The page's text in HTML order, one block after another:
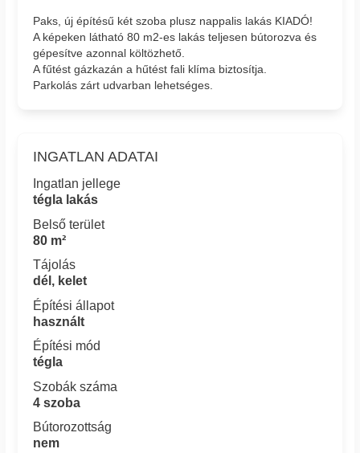
Paks, új építésű két szoba plusz nappalis lakás KIADÓ!
A képeken látható 80 m2-es lakás teljesen bútorozva és
gépesítve azonnal költözhető.
A fűtést gázkazán a hűtést fali klíma biztosítja.
Parkolás zárt udvarban lehetséges.
INGATLAN ADATAI
Ingatlan jellege
tégla lakás
Belső terület
80 m²
Tájolás
dél, kelet
Építési állapot
használt
Építési mód
tégla
Szobák száma
4 szoba
Bútorozottság
nem